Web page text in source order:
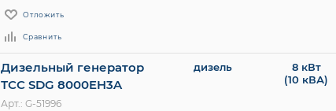
Отложить
Сравнить
Дизельный генератор
ТСС SDG 8000EH3A
Арт.: G-51996
дизель
8 кВт
(10 кВА)